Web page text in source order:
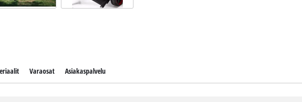
Varaosat Asiakaspalvelu